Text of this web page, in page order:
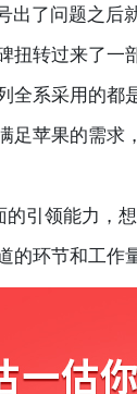
问题之后就
扭转过来了一
采用的都是
足苹果的需求
领能力，想
的环节和工作